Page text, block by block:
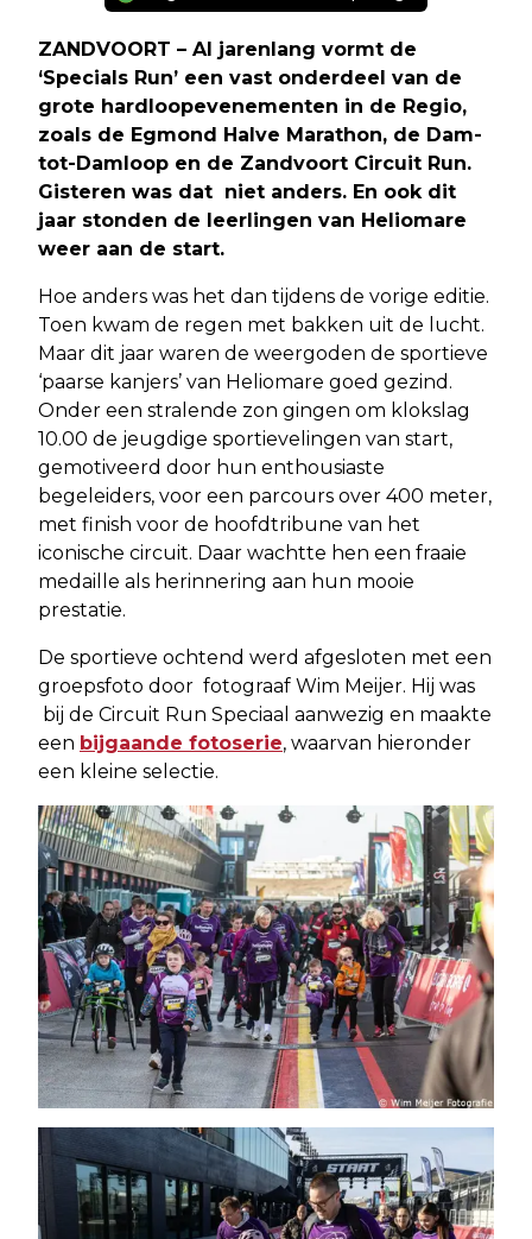
ZANDVOORT – Al jarenlang vormt de
‘Specials Run’ een vast onderdeel van de
grote hardloopevenementen in de Regio,
zoals de Egmond Halve Marathon, de Dam-
tot-Damloop en de Zandvoort Circuit Run.
Gisteren was dat niet anders. En ook dit
jaar stonden de leerlingen van Heliomare
weer aan de start.
Hoe anders was het dan tijdens de vorige editie.
Toen kwam de regen met bakken uit de lucht.
Maar dit jaar waren de weergoden de sportieve
‘paarse kanjers’ van Heliomare goed gezind.
Onder een stralende zon gingen om klokslag
10.00 de jeugdige sportievelingen van start,
gemotiveerd door hun enthousiaste
begeleiders, voor een parcours over 400 meter,
met finish voor de hoofdtribune van het
iconische circuit. Daar wachtte hen een fraaie
medaille als herinnering aan hun mooie
prestatie.
De sportieve ochtend werd afgesloten met een
groepsfoto door fotograaf Wim Meijer. Hij was
bij de Circuit Run Speciaal aanwezig en maakte
een bijgaande fotoserie, waarvan hieronder
een kleine selectie.